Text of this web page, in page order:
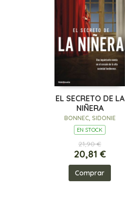
EL SECRETO DE LA
NIÑERA
BONNEC, SIDONIE
EN STOCK
21,90 €
20,81 €
Comprar